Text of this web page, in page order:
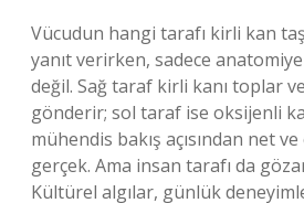
Vücudun hangi tarafı kirli kan
yanıt verirken, sadece
değil. Sağ taraf kirli kanı toplar
gönderir; sol taraf ise oksijenli
mühendis bakış açısından net
gerçek. Ama insan tarafı da
Kültürel algılar, günlük